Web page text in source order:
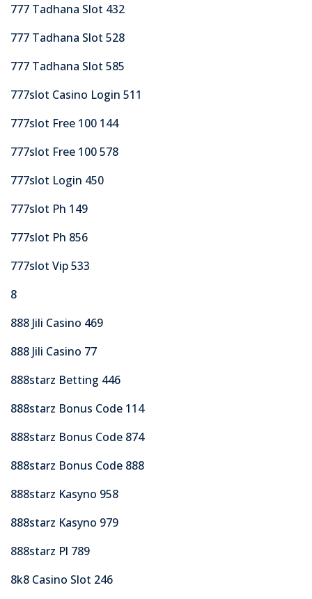
777 Tadhana Slot 432
777 Tadhana Slot 528
777 Tadhana Slot 585
777slot Casino Login 511
777slot Free 100 144
777slot Free 100 578
777slot Login 450
777slot Ph 149
777slot Ph 856
777slot Vip 533
8
888 Jili Casino 469
888 Jili Casino 77
888starz Betting 446
888starz Bonus Code 114
888starz Bonus Code 874
888starz Bonus Code 888
888starz Kasyno 958
888starz Kasyno 979
888starz Pl 789
8k8 Casino Slot 246